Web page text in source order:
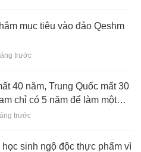
mục tiêu vào đảo Qeshm
trước
40 năm, Trung Quốc mất 30
chỉ có 5 năm để làm một
trước
sinh ngộ độc thực phẩm vì